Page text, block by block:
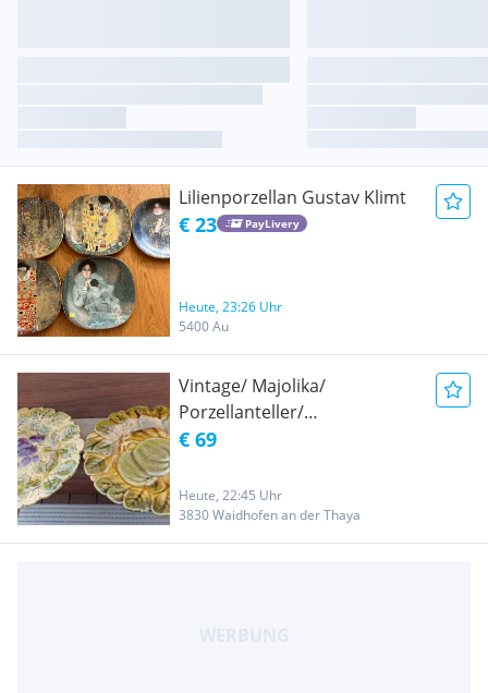
Lilienporzellan Gustav Klimt
€ 23 PayLivery
Heute, 23:26 Uhr
5400 Au
Vintage/ Majolika/
Porzellanteller/
Sarreguemines France/
€ 69
Heute, 22:45 Uhr
3830 Waidhofen an der Thaya